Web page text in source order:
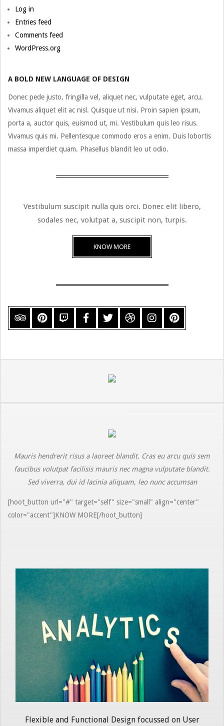
Log in
Entries feed
Comments feed
WordPress.org
A BOLD NEW LANGUAGE OF DESIGN
Donec pede justo, fringilla vel, aliquet nec, vulputate eget, arcu.
Vivamus aliquet elit ac nisl. Quisque ut nisi. Proin sapien ipsum,
porta a, auctor quis, euismod ut, mi. Vestibulum quis leo risus.
Vivamus quis mi. Pellentesque commodo eros a enim. Duis lobortis
massa imperdiet quam. Phasellus blandit leo ut odio.
Vestibulum suscipit nulla quis orci. Donec elit libero,
sodales nec, volutpat a, suscipit non, turpis.
KNOW MORE
Mauris hendrerit risus a laoreet blandit. Cras eu arcu quis sem
faucibus volutpat facilisis mauris nec magna vulputate blandit.
Sed viverra, dui id lacinia aliquam, leo nunc accumsan
[hoot_button url="#" target="self" size="small" align="center"
color="accent"]KNOW MORE[/hoot_button]
Flexible and Functional Design focussed on User